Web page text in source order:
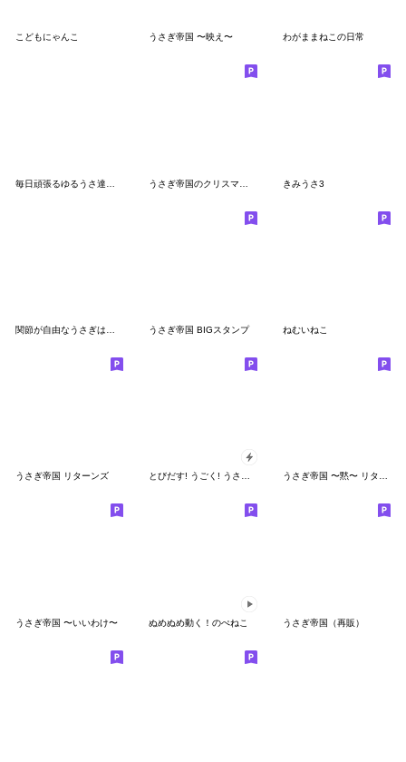
こどもにゃんこ うさぎ帝国 〜映え〜 わがままねこの日常
きみうさ3
うさぎ帝国 BIGスタンプ ねむいねこ
うさぎ帝国 リターンズ とびだす! うごく! うさぎ帝国のクリスマス うさぎ帝国 〜黙〜 リターンズ
うさぎ帝国 〜いいわけ〜 ぬめぬめ動く！のぺねこ うさぎ帝国（再販）